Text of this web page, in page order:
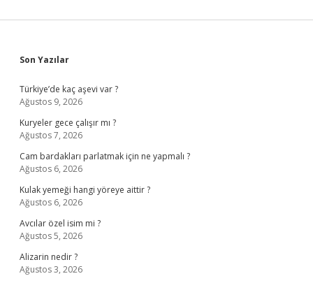
Sidebar
Son Yazılar
Türkiye’de kaç aşevi var ?
Ağustos 9, 2026
Kuryeler gece çalışır mı ?
Ağustos 7, 2026
Cam bardakları parlatmak için ne yapmalı ?
Ağustos 6, 2026
Kulak yemeği hangi yöreye aittir ?
Ağustos 6, 2026
Avcılar özel isim mi ?
Ağustos 5, 2026
Alizarin nedir ?
Ağustos 3, 2026